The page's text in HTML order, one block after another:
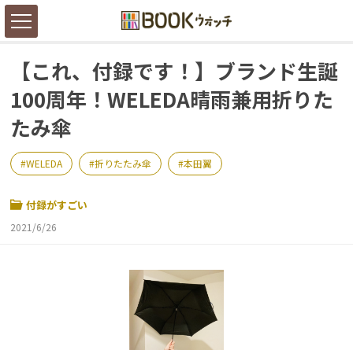
【これ、付録です！】ブランド生誕
100周年！WELEDA晴雨兼用折りた
たみ傘
WELEDA 折りたたみ傘 本田翼
付録がすごい
2021/6/26